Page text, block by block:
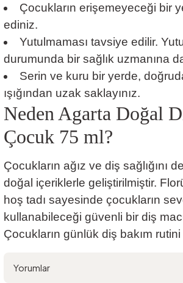
Çocukların erişemeyeceği bir
ediniz.
Yutulmaması tavsiye edilir.
durumunda bir sağlık uzmanına
Serin ve kuru bir yerde,
ışığından uzak saklayınız.
Neden Agarta Doğal
Çocuk 75 ml?
Çocukların ağız ve diş sağlığını
doğal içeriklerle geliştirilmiştir.
hoş tadı sayesinde çocukların
kullanabileceği güvenli bir diş
Çocukların günlük diş bakım
Yorumlar